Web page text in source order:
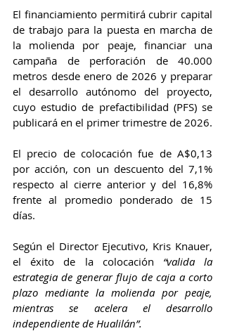
El financiamiento permitirá cubrir capital
de trabajo para la puesta en marcha de
la molienda por peaje, financiar una
campaña de perforación de 40.000
metros desde enero de 2026 y preparar
el desarrollo autónomo del proyecto,
cuyo estudio de prefactibilidad (PFS) se
publicará en el primer trimestre de 2026.
El precio de colocación fue de A$0,13
por acción, con un descuento del 7,1%
respecto al cierre anterior y del 16,8%
frente al promedio ponderado de 15
días.
Según el Director Ejecutivo, Kris Knauer,
el éxito de la colocación “valida la
estrategia de generar flujo de caja a corto
plazo mediante la molienda por peaje,
mientras se acelera el desarrollo
independiente de Hualilán”.